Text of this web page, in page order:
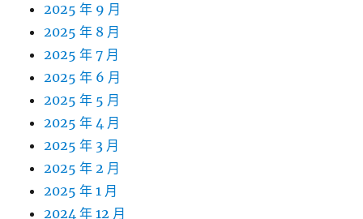
2025 年 9 月
2025 年 8 月
2025 年 7 月
2025 年 6 月
2025 年 5 月
2025 年 4 月
2025 年 3 月
2025 年 2 月
2025 年 1 月
2024 年 12 月